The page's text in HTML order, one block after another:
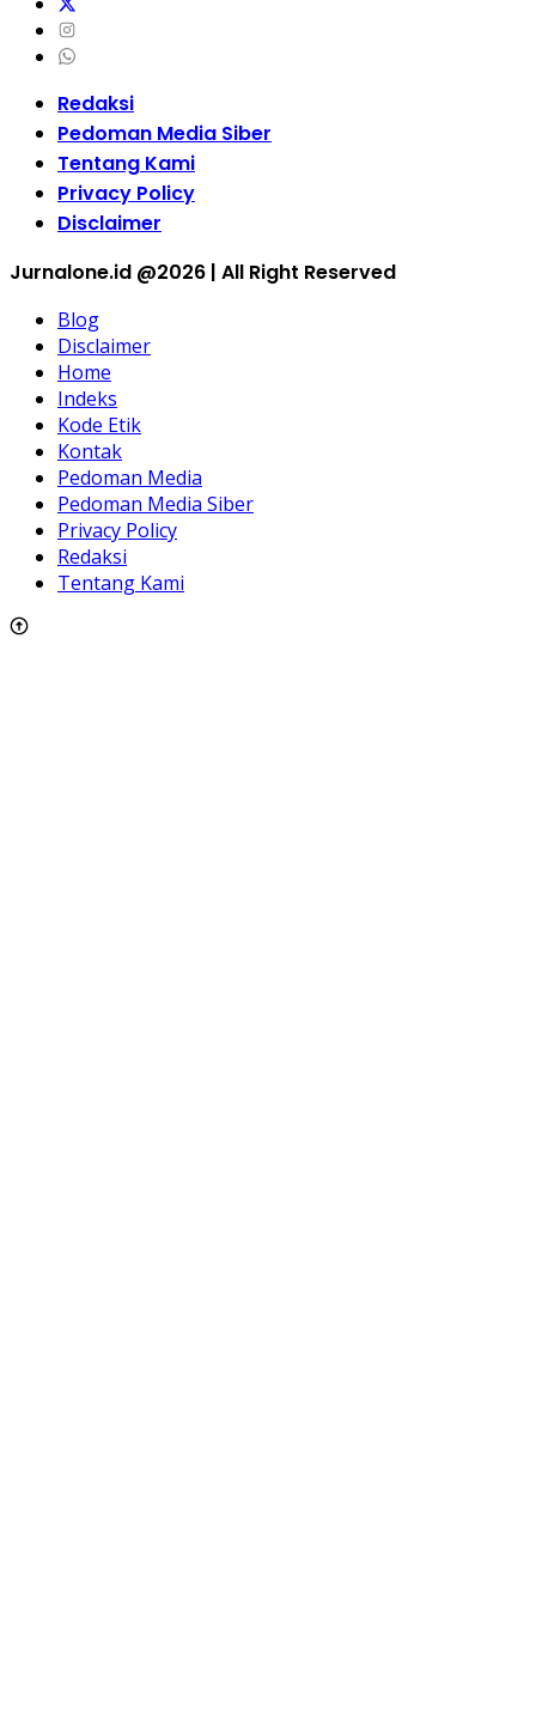
Redaksi
Pedoman Media Siber
Tentang Kami
Privacy Policy
Disclaimer
Jurnalone.id @2026 | All Right Reserved
Blog
Disclaimer
Home
Indeks
Kode Etik
Kontak
Pedoman Media
Pedoman Media Siber
Privacy Policy
Redaksi
Tentang Kami